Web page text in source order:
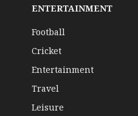
ENTERTAINMENT
Football
Cricket
Entertainment
Travel
Leisure